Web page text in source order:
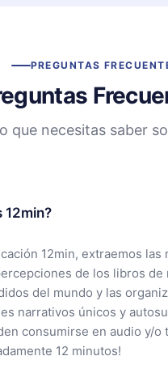
PREGUNTAS
que necesitas saber
12min?
12min, extraemos las
de los libros de
del mundo y las
narrativos únicos y
consumirse en audio y/o
12 minutos!